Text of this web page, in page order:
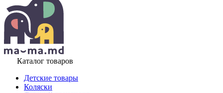
Каталог товаров
Детские товары
Коляски